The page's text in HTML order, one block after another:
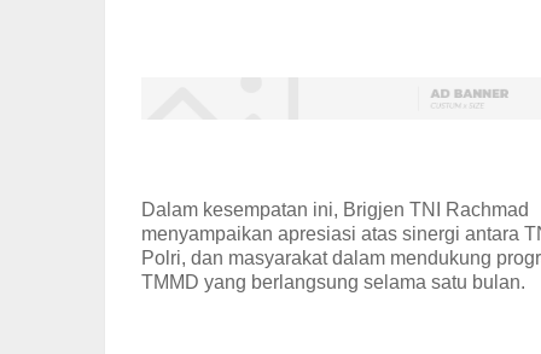
Dalam kesempatan ini, Brigjen TNI Rachmad
menyampaikan apresiasi atas sinergi antara
Polri, dan masyarakat dalam mendukung
TMMD yang berlangsung selama satu bulan.